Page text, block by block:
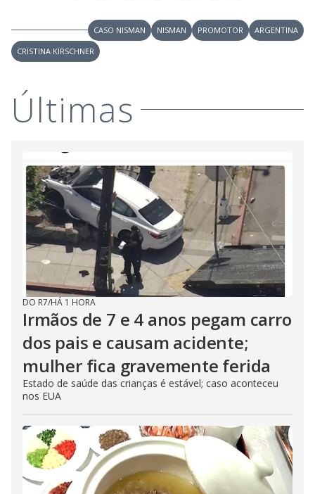
CASO NISMAN NISMAN PROMOTOR
ARGENTINA
CRISTINA KIRSCHNER
Últimas
DO R7/HÁ 1 HORA
Irmãos de 7 e 4 anos pegam carro
dos pais e causam acidente;
mulher fica gravemente ferida
Estado de saúde das crianças é estável; caso aconteceu
nos EUA